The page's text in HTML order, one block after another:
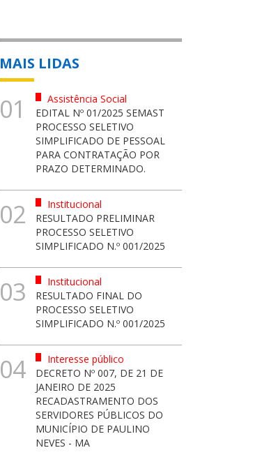
MAIS LIDAS
01
Assistência Social
EDITAL Nº 01/2025 SEMAST
PROCESSO SELETIVO
SIMPLIFICADO DE PESSOAL
PARA CONTRATAÇÃO POR
PRAZO DETERMINADO.
02
Institucional
RESULTADO PRELIMINAR
PROCESSO SELETIVO
SIMPLIFICADO N.º 001/2025
03
Institucional
RESULTADO FINAL DO
PROCESSO SELETIVO
SIMPLIFICADO N.º 001/2025
04
Interesse público
DECRETO Nº 007, DE 21 DE
JANEIRO DE 2025
RECADASTRAMENTO DOS
SERVIDORES PÚBLICOS DO
MUNICÍPIO DE PAULINO
NEVES - MA